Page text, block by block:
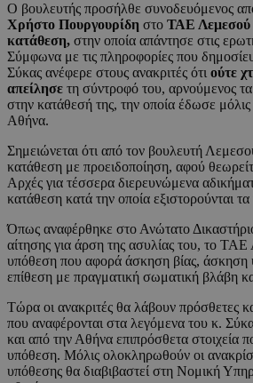
Ο βουλευτής προσήλθε συνοδευόμενος
Χρήστο Πουργουρίδη στο ΤΑΕ Λεμεσού
κατάθεση, στην οποία απάντησε στις
Σύμφωνα με τις πληροφορίες που
Σύκας ανέφερε στους ανακριτές ότι ούτε
απείλησε τη σύντροφό του, αρνούμενος
στην κατάθεσή της, την οποία έδωσε
Αθήνα.
Σημειώνεται ότι από τον βουλευτή
κατάθεση με προειδοποίηση, αφού
Αρχές για τέσσερα διερευνώμενα
κατάθεση κατά την οποία εξιστορούνται τα
Όπως αναφέρθηκε στο Ανώτατο
αίτησης για άρση της ασυλίας του, το
υπόθεση που αφορά άσκηση βίας, άσκηση
επίθεση με πραγματική σωματική βλάβη
Τώρα οι ανακριτές θα λάβουν πρόσθετες
που αναφέρονται στα λεγόμενα του κ.
και από την Αθήνα επιπρόσθετα στοιχεία
υπόθεση. Μόλις ολοκληρωθούν οι
υπόθεσης θα διαβιβαστεί στη Νομική